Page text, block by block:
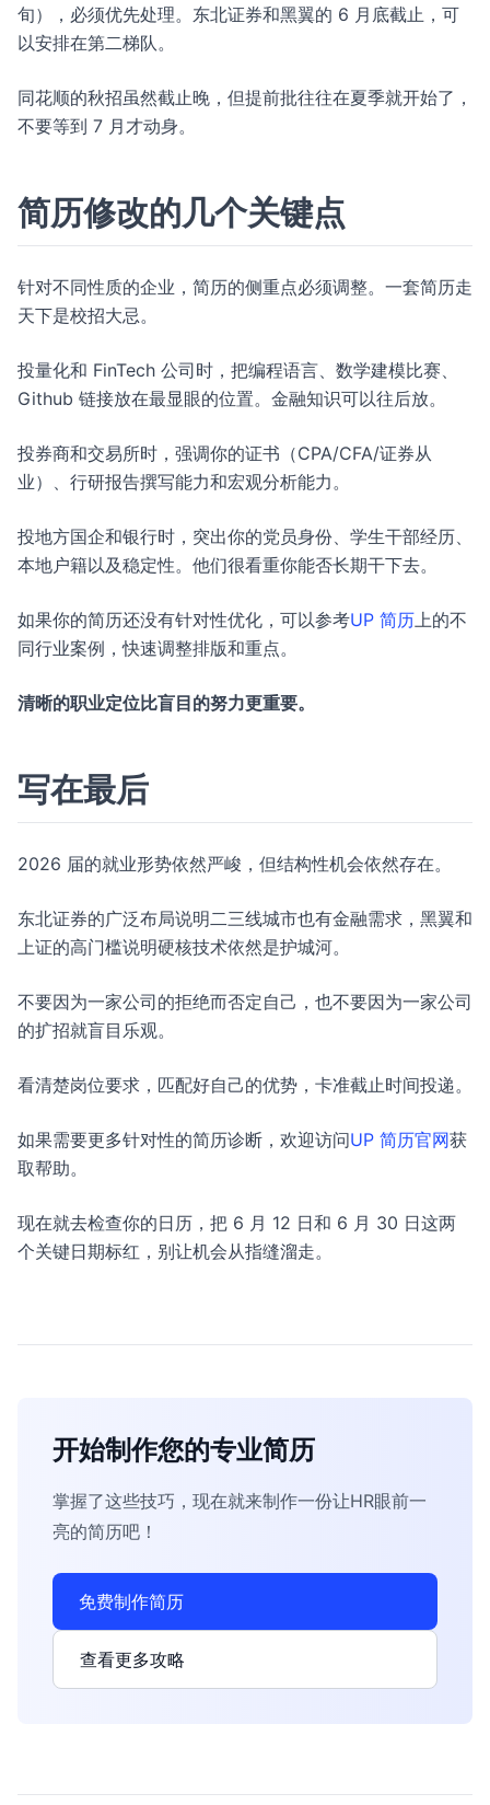
旬），必须优先处理。东北证券和黑翼的 6 月底截止，可
以安排在第二梯队。
同花顺的秋招虽然截止晚，但提前批往往在夏季就开始了，
不要等到 7 月才动身。
简历修改的几个关键点
针对不同性质的企业，简历的侧重点必须调整。一套简历走
天下是校招大忌。
投量化和 FinTech 公司时，把编程语言、数学建模比赛、
Github 链接放在最显眼的位置。金融知识可以往后放。
投券商和交易所时，强调你的证书（CPA/CFA/证券从
业）、行研报告撰写能力和宏观分析能力。
投地方国企和银行时，突出你的党员身份、学生干部经历、
本地户籍以及稳定性。他们很看重你能否长期干下去。
如果你的简历还没有针对性优化，可以参考UP 简历上的不
同行业案例，快速调整排版和重点。
清晰的职业定位比盲目的努力更重要。
写在最后
2026 届的就业形势依然严峻，但结构性机会依然存在。
东北证券的广泛布局说明二三线城市也有金融需求，黑翼和
上证的高门槛说明硬核技术依然是护城河。
不要因为一家公司的拒绝而否定自己，也不要因为一家公司
的扩招就盲目乐观。
看清楚岗位要求，匹配好自己的优势，卡准截止时间投递。
如果需要更多针对性的简历诊断，欢迎访问UP 简历官网获
取帮助。
现在就去检查你的日历，把 6 月 12 日和 6 月 30 日这两
个关键日期标红，别让机会从指缝溜走。
开始制作您的专业简历
掌握了这些技巧，现在就来制作一份让HR眼前一
亮的简历吧！
免费制作简历
查看更多攻略